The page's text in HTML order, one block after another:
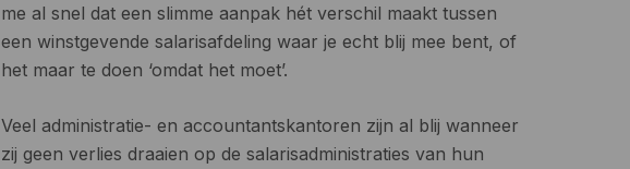
me al snel dat een slimme aanpak hét verschil maakt tussen
een winstgevende salarisafdeling waar je echt blij mee bent, of
het maar te doen ‘omdat het moet’.
Veel administratie- en accountantskantoren zijn al blij wanneer
zij geen verlies draaien op de salarisadministraties van hun